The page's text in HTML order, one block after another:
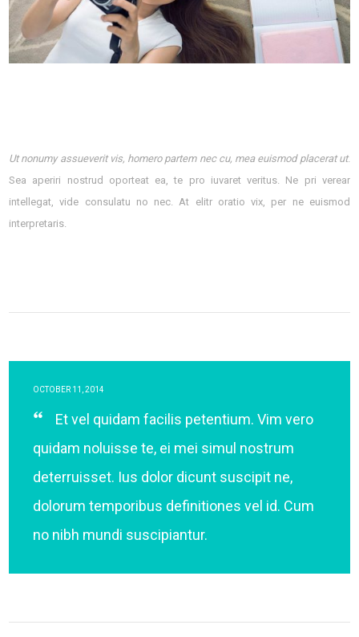
Ut nonumy assueverit vis, homero partem nec cu, mea euismod placerat ut.
Sea aperiri nostrud oporteat ea, te pro iuvaret veritus. Ne pri verear
intellegat, vide consulatu no nec. At elitr oratio vix, per ne euismod
interpretaris.
OCTOBER 11, 2014
Et vel quidam facilis petentium. Vim vero
quidam noluisse te, ei mei simul nostrum
deterruisset. Ius dolor dicunt suscipit ne,
dolorum temporibus definitiones vel id. Cum
no nibh mundi suscipiantur.